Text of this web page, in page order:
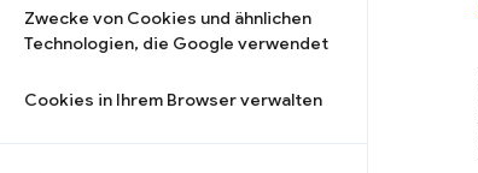
Zwecke von Cookies und ähnlichen
Technologien, die Google verwendet
Cookies in Ihrem Browser verwalten